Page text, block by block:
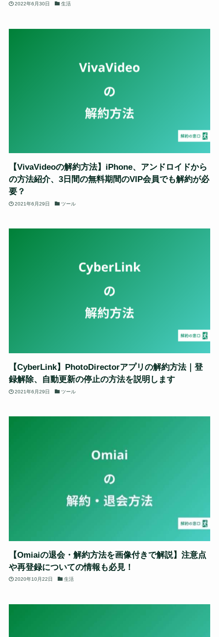
2022年6月30日 生活
【VivaVideoの解約方法】iPhone、アンドロイドから
の方法紹介、3日間の無料期間のVIP会員でも解約が必
要？
2021年6月29日 ツール
【CyberLink】PhotoDirectorアプリの解約方法｜登
録解除、自動更新の停止の方法を説明します
2021年6月29日 ツール
【Omiaiの退会・解約方法を画像付きで解説】注意点
や再登録についての情報も必見！
2020年10月22日 生活